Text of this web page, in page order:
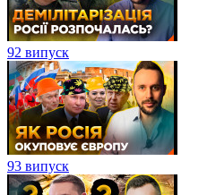
92 випуск
93 випуск